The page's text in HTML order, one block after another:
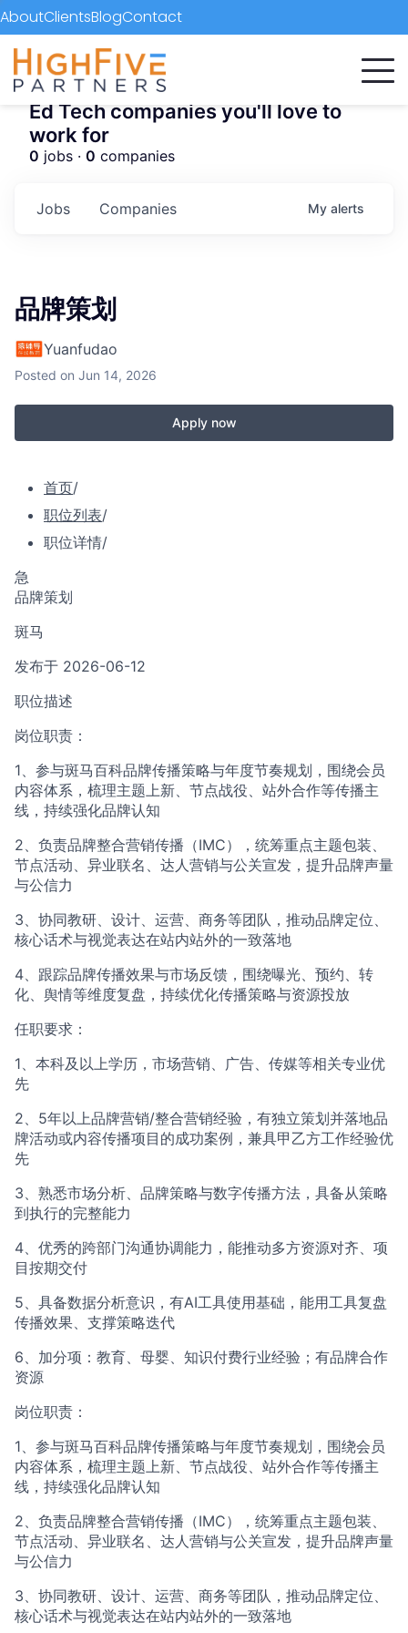
AboutClientsBlogContact
Ed Tech companies you'll love to
work for
0 jobs · 0 companies
Jobs Companies My alerts
品牌策划
Yuanfudao
Posted on Jun 14, 2026
Apply now
首页/
职位列表/
职位详情/
急
品牌策划
斑马
发布于 2026-06-12
职位描述
岗位职责：
1、参与斑马百科品牌传播策略与年度节奏规划，围绕会员
内容体系，梳理主题上新、节点战役、站外合作等传播主
线，持续强化品牌认知
2、负责品牌整合营销传播（IMC），统筹重点主题包装、
节点活动、异业联名、达人营销与公关宣发，提升品牌声量
与公信力
3、协同教研、设计、运营、商务等团队，推动品牌定位、
核心话术与视觉表达在站内站外的一致落地
4、跟踪品牌传播效果与市场反馈，围绕曝光、预约、转
化、舆情等维度复盘，持续优化传播策略与资源投放
任职要求：
1、本科及以上学历，市场营销、广告、传媒等相关专业优
先
2、5年以上品牌营销/整合营销经验，有独立策划并落地品
牌活动或内容传播项目的成功案例，兼具甲乙方工作经验优
先
3、熟悉市场分析、品牌策略与数字传播方法，具备从策略
到执行的完整能力
4、优秀的跨部门沟通协调能力，能推动多方资源对齐、项
目按期交付
5、具备数据分析意识，有AI工具使用基础，能用工具复盘
传播效果、支撑策略迭代
6、加分项：教育、母婴、知识付费行业经验；有品牌合作
资源
岗位职责：
1、参与斑马百科品牌传播策略与年度节奏规划，围绕会员
内容体系，梳理主题上新、节点战役、站外合作等传播主
线，持续强化品牌认知
2、负责品牌整合营销传播（IMC），统筹重点主题包装、
节点活动、异业联名、达人营销与公关宣发，提升品牌声量
与公信力
3、协同教研、设计、运营、商务等团队，推动品牌定位、
核心话术与视觉表达在站内站外的一致落地